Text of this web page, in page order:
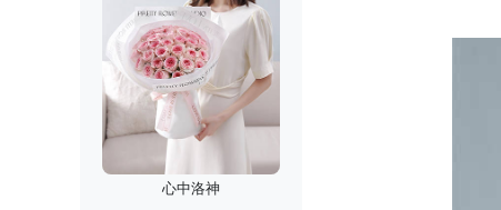
心中洛神